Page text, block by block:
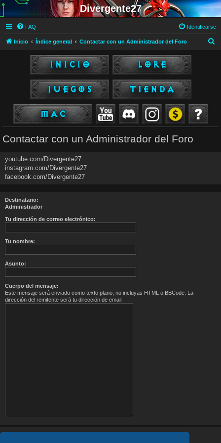
Divergente27
FAQ Identificarse
Inicio Índice general Contactar con un Administrador del Foro
Contactar con un Administrador del Foro
youtube.com/Divergente27
instagram.com/Divergente27
facebook.com/Divergente27
Destinatario:
Administrador
Tu dirección de correo electrónico:
Tu nombre:
Asunto:
Cuerpo del mensaje:
Este mensaje será enviado como texto plano, no incluyas HTML o BBCode. La
dirección del remitente será tu dirección de email.